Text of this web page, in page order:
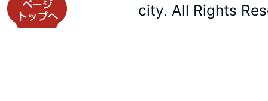
city. All Rights